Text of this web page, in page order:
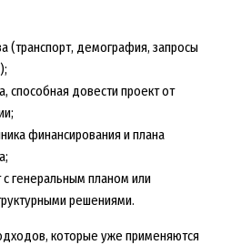
(транспорт, демография, запросы
способная довести проект от
финансирования и плана
генеральным планом или
решениями.
которые уже применяются